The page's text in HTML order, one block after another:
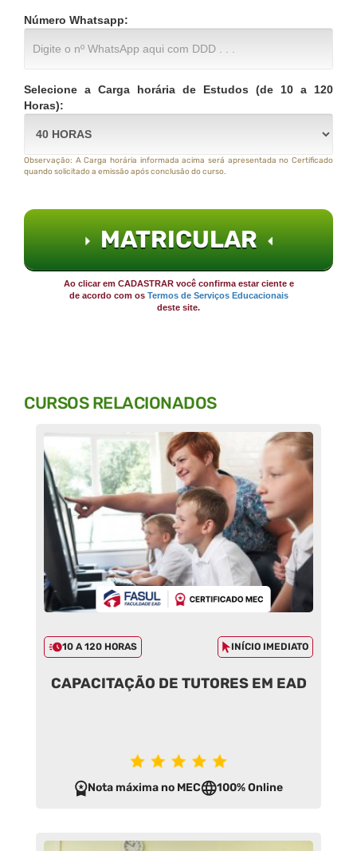
Número Whatsapp:
Selecione a Carga horária de Estudos (de 10 a 120
Horas):
Observação: A Carga horária informada acima será apresentada no Certificado
quando solicitado a emissão após conclusão do curso.
MATRICULAR
Ao clicar em CADASTRAR você confirma estar ciente e
de acordo com os Termos de Serviços Educacionais
deste site.
CURSOS RELACIONADOS
10 A 120 HORAS INÍCIO IMEDIATO
CAPACITAÇÃO DE TUTORES EM EAD
Nota máxima no MEC 100% Online